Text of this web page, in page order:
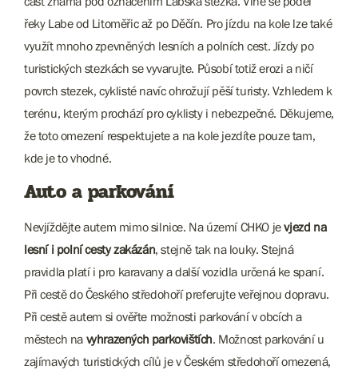
řeky Labe od Litoměřic až po Děčín. Pro jízdu na kole lze také
využít mnoho zpevněných lesních a polních cest. Jízdy po
turistických stezkách se vyvarujte. Působí totiž erozi a ničí
povrch stezek, cyklisté navíc ohrožují pěší turisty. Vzhledem k
terénu, kterým prochází pro cyklisty i nebezpečné. Děkujeme,
že toto omezení respektujete a na kole jezdíte pouze tam,
kde je to vhodné.
Auto a parkování
Nevjíždějte autem mimo silnice. Na území CHKO jevjezd na
lesní i polní cesty zakázán, stejně tak na louky. Stejná
pravidla platí i pro karavany a další vozidla určená ke spaní.
Při cestě do Českého středohoří preferujte veřejnou dopravu.
Při cestě autem si ověřte možnosti parkování v obcích a
městech na vyhrazených parkovištích. Možnost parkování u
zajímavých turistických cílů je v Českém středohoří omezená,